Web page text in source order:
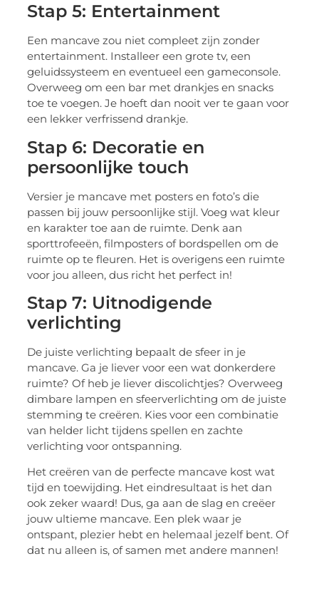
Stap 5: Entertainment
Een mancave zou niet compleet zijn zonder
entertainment. Installeer een grote tv, een
geluidssysteem en eventueel een gameconsole.
Overweeg om een bar met drankjes en snacks
toe te voegen. Je hoeft dan nooit ver te gaan voor
een lekker verfrissend drankje.
Stap 6: Decoratie en
persoonlijke touch
Versier je mancave met posters en foto’s die
passen bij jouw persoonlijke stijl. Voeg wat kleur
en karakter toe aan de ruimte. Denk aan
sporttrofeeën, filmposters of bordspellen om de
ruimte op te fleuren. Het is overigens een ruimte
voor jou alleen, dus richt het perfect in!
Stap 7: Uitnodigende
verlichting
De juiste verlichting bepaalt de sfeer in je
mancave. Ga je liever voor een wat donkerdere
ruimte? Of heb je liever discolichtjes? Overweeg
dimbare lampen en sfeerverlichting om de juiste
stemming te creëren. Kies voor een combinatie
van helder licht tijdens spellen en zachte
verlichting voor ontspanning.
Het creëren van de perfecte mancave kost wat
tijd en toewijding. Het eindresultaat is het dan
ook zeker waard! Dus, ga aan de slag en creëer
jouw ultieme mancave. Een plek waar je
ontspant, plezier hebt en helemaal jezelf bent. Of
dat nu alleen is, of samen met andere mannen!